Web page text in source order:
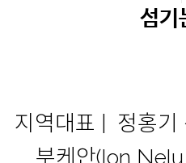
섬기
지역대표 | 정홍기
부케안(Ion